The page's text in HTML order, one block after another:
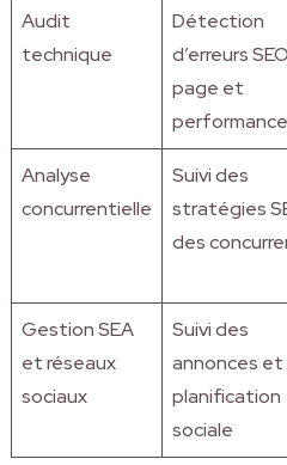
Audit
technique
Détection
d’erreurs
page et
performance
Analyse
concurrentielle
Suivi des
stratégies
des
Gestion SEA
et réseaux
sociaux
Suivi des
annonces et
planification
sociale